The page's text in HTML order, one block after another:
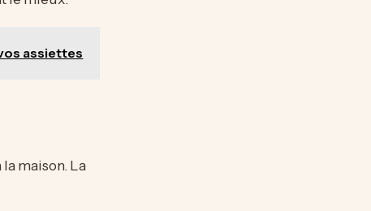
assiettes
maison. La